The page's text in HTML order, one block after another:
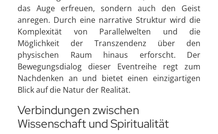
das Auge erfreuen, sondern auch den Geist
anregen. Durch eine narrative Struktur wird die
Komplexität von Parallelwelten und die
Möglichkeit der Transzendenz über den
physischen Raum hinaus erforscht. Der
Bewegungsdialog dieser Eventreihe regt zum
Nachdenken an und bietet einen einzigartigen
Blick auf die Natur der Realität.
Verbindungen zwischen
Wissenschaft und Spiritualität